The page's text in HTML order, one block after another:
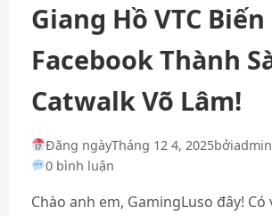
Giang Hồ VTC Biến
Facebook Thành
Catwalk Võ Lâm!
Đăng ngàyTháng 12 4, 2025bởiadmin
0 bình luận
Chào anh em, GamingLuso đây!